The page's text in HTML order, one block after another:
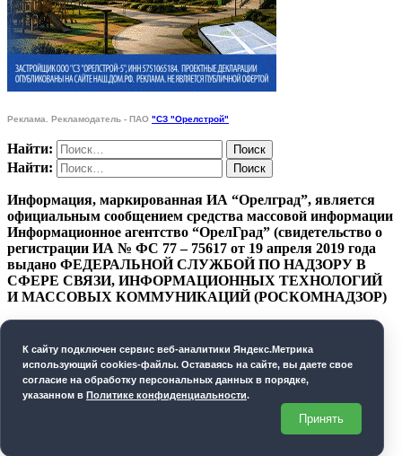
Реклама. Рекламодатель - ПАО "СЗ "Орелстрой"
Найти:
Найти:
Информация, маркированная ИА “Орелград”, является
официальным сообщением средства массовой информации
Информационное агентство “ОрелГрад” (свидетельство о
регистрации ИА № ФС 77 – 75617 от 19 апреля 2019 года
выдано ФЕДЕРАЛЬНОЙ СЛУЖБОЙ ПО НАДЗОРУ В
СФЕРЕ СВЯЗИ, ИНФОРМАЦИОННЫХ ТЕХНОЛОГИЙ
И МАССОВЫХ КОММУНИКАЦИЙ (РОСКОМНАДЗОР)
СОГЛАСИЕ НА ОБРАБОТКУ ПЕРСОНАЛЬНЫХ
ДАННЫХ
К cайту подключен сервис веб-аналитики Яндекс.Метрика
использующий cookies-файлы. Оставаясь на сайте, вы даете свое
согласие на обработку персональных данных в порядке,
указанном в Политике конфиденциальности.
Принять